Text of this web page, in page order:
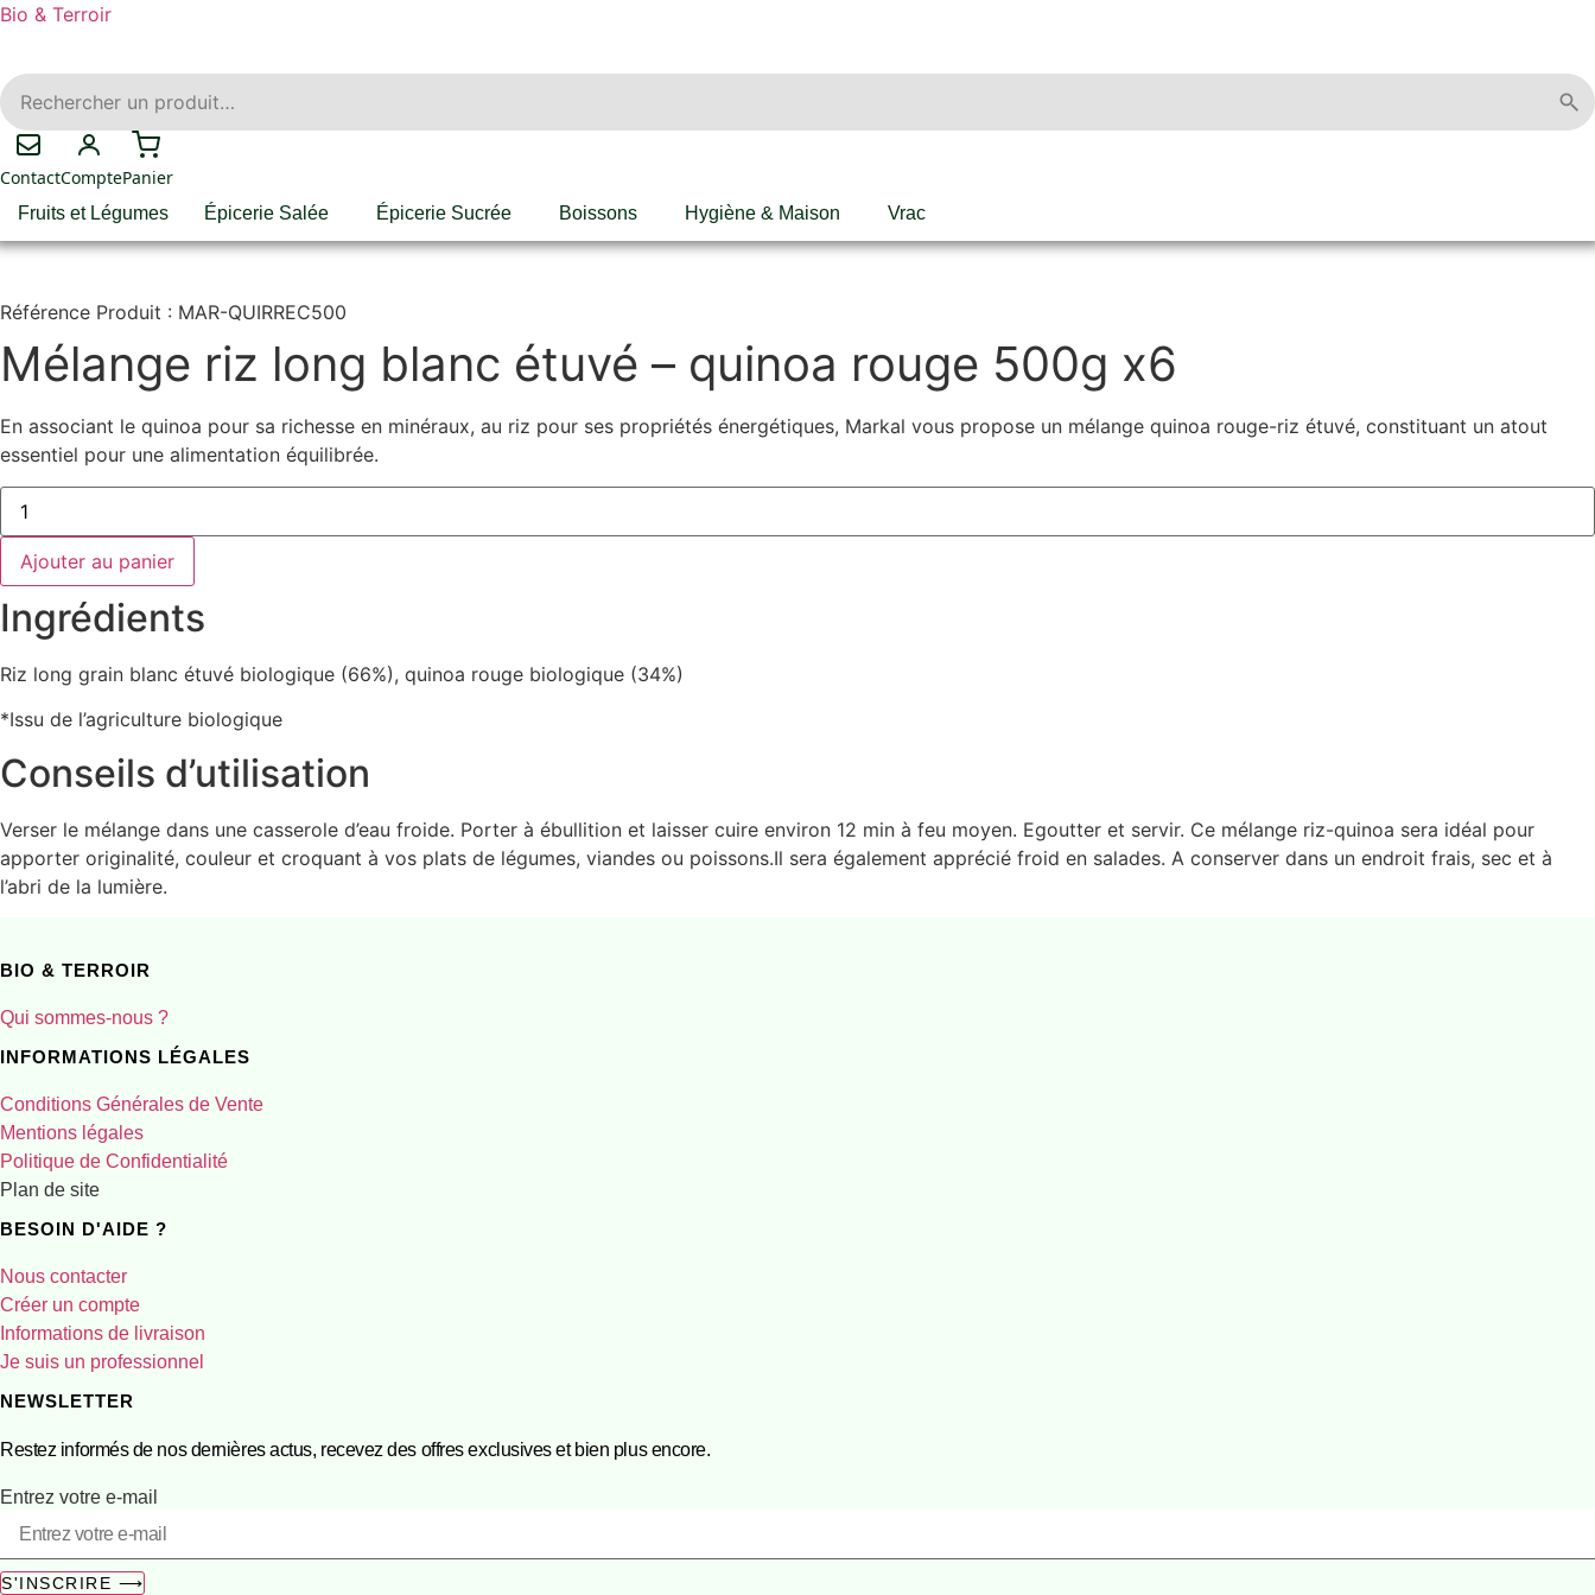
Bio & Terroir
ContactComptePanier
Fruits et Légumes Épicerie Salée Épicerie Sucrée Boissons Hygiène & Maison Vrac
Référence Produit : MAR-QUIRREC500
Mélange riz long blanc étuvé – quinoa rouge 500g x6
En associant le quinoa pour sa richesse en minéraux, au riz pour ses propriétés énergétiques, Markal vous propose un mélange quinoa rouge-riz étuvé, constituant un atout
essentiel pour une alimentation équilibrée.
quantité
Mélange
long
blanc
étuvé
-
quinoa
rouge
500g
Ajouter au panier
Ingrédients
Riz long grain blanc étuvé biologique (66%), quinoa rouge biologique (34%)
*Issu de l’agriculture biologique
Conseils d’utilisation
Verser le mélange dans une casserole d’eau froide. Porter à ébullition et laisser cuire environ 12 min à feu moyen. Egoutter et servir. Ce mélange riz-quinoa sera idéal pour
apporter originalité, couleur et croquant à vos plats de légumes, viandes ou poissons.Il sera également apprécié froid en salades. A conserver dans un endroit frais, sec et à
l’abri de la lumière.
BIO & TERROIR
Qui sommes-nous ?
INFORMATIONS LÉGALES
Conditions Générales de Vente
Mentions légales
Politique de Confidentialité
Plan de site
BESOIN D'AIDE ?
Nous contacter
Créer un compte
Informations de livraison
Je suis un professionnel
NEWSLETTER
Restez informés de nos dernières actus, recevez des offres exclusives et bien plus encore.
Entrez votre e-mail
S'INSCRIRE ⟶